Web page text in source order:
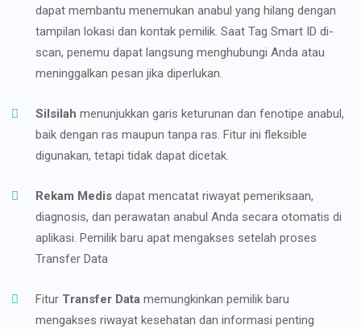
dapat membantu menemukan anabul yang hilang dengan
tampilan lokasi dan kontak pemilik. Saat Tag Smart ID di-
scan, penemu dapat langsung menghubungi Anda atau
meninggalkan pesan jika diperlukan.
Silsilah menunjukkan garis keturunan dan fenotipe anabul,
baik dengan ras maupun tanpa ras. Fitur ini fleksible
digunakan, tetapi tidak dapat dicetak.
Rekam Medis dapat mencatat riwayat pemeriksaan,
diagnosis, dan perawatan anabul Anda secara otomatis di
aplikasi. Pemilik baru apat mengakses setelah proses
Transfer Data
Fitur Transfer Data memungkinkan pemilik baru
mengakses riwayat kesehatan dan informasi penting